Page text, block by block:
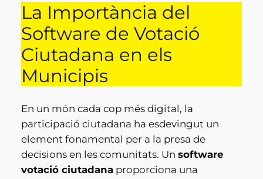
La Importància del
Software de Votació
Ciutadana en els
Municipis
En un món cada cop més digital, la
participació ciutadana ha esdevingut un
element fonamental per a la presa de
decisions en les comunitats. Un software
votació ciutadanaproporciona una